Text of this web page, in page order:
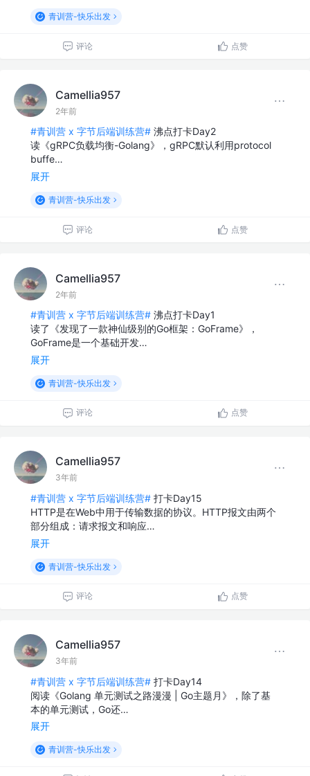
青训营-快乐出发
评论 点赞
Camellia957
2年前
#青训营 x 字节后端训练营# 沸点打卡Day2
读《gRPC负载均衡-Golang》，gRPC默认利用protocol
buffe…
展开
青训营-快乐出发
评论 点赞
Camellia957
2年前
#青训营 x 字节后端训练营# 沸点打卡Day1
读了《发现了一款神仙级别的Go框架：GoFrame》，
GoFrame是一个基础开发…
展开
青训营-快乐出发
评论 点赞
Camellia957
3年前
#青训营 x 字节后端训练营# 打卡Day15
HTTP是在Web中用于传输数据的协议。HTTP报文由两个
部分组成：请求报文和响应…
展开
青训营-快乐出发
评论 点赞
Camellia957
3年前
#青训营 x 字节后端训练营# 打卡Day14
阅读《Golang 单元测试之路漫漫 | Go主题月》，除了基
本的单元测试，Go还…
展开
青训营-快乐出发